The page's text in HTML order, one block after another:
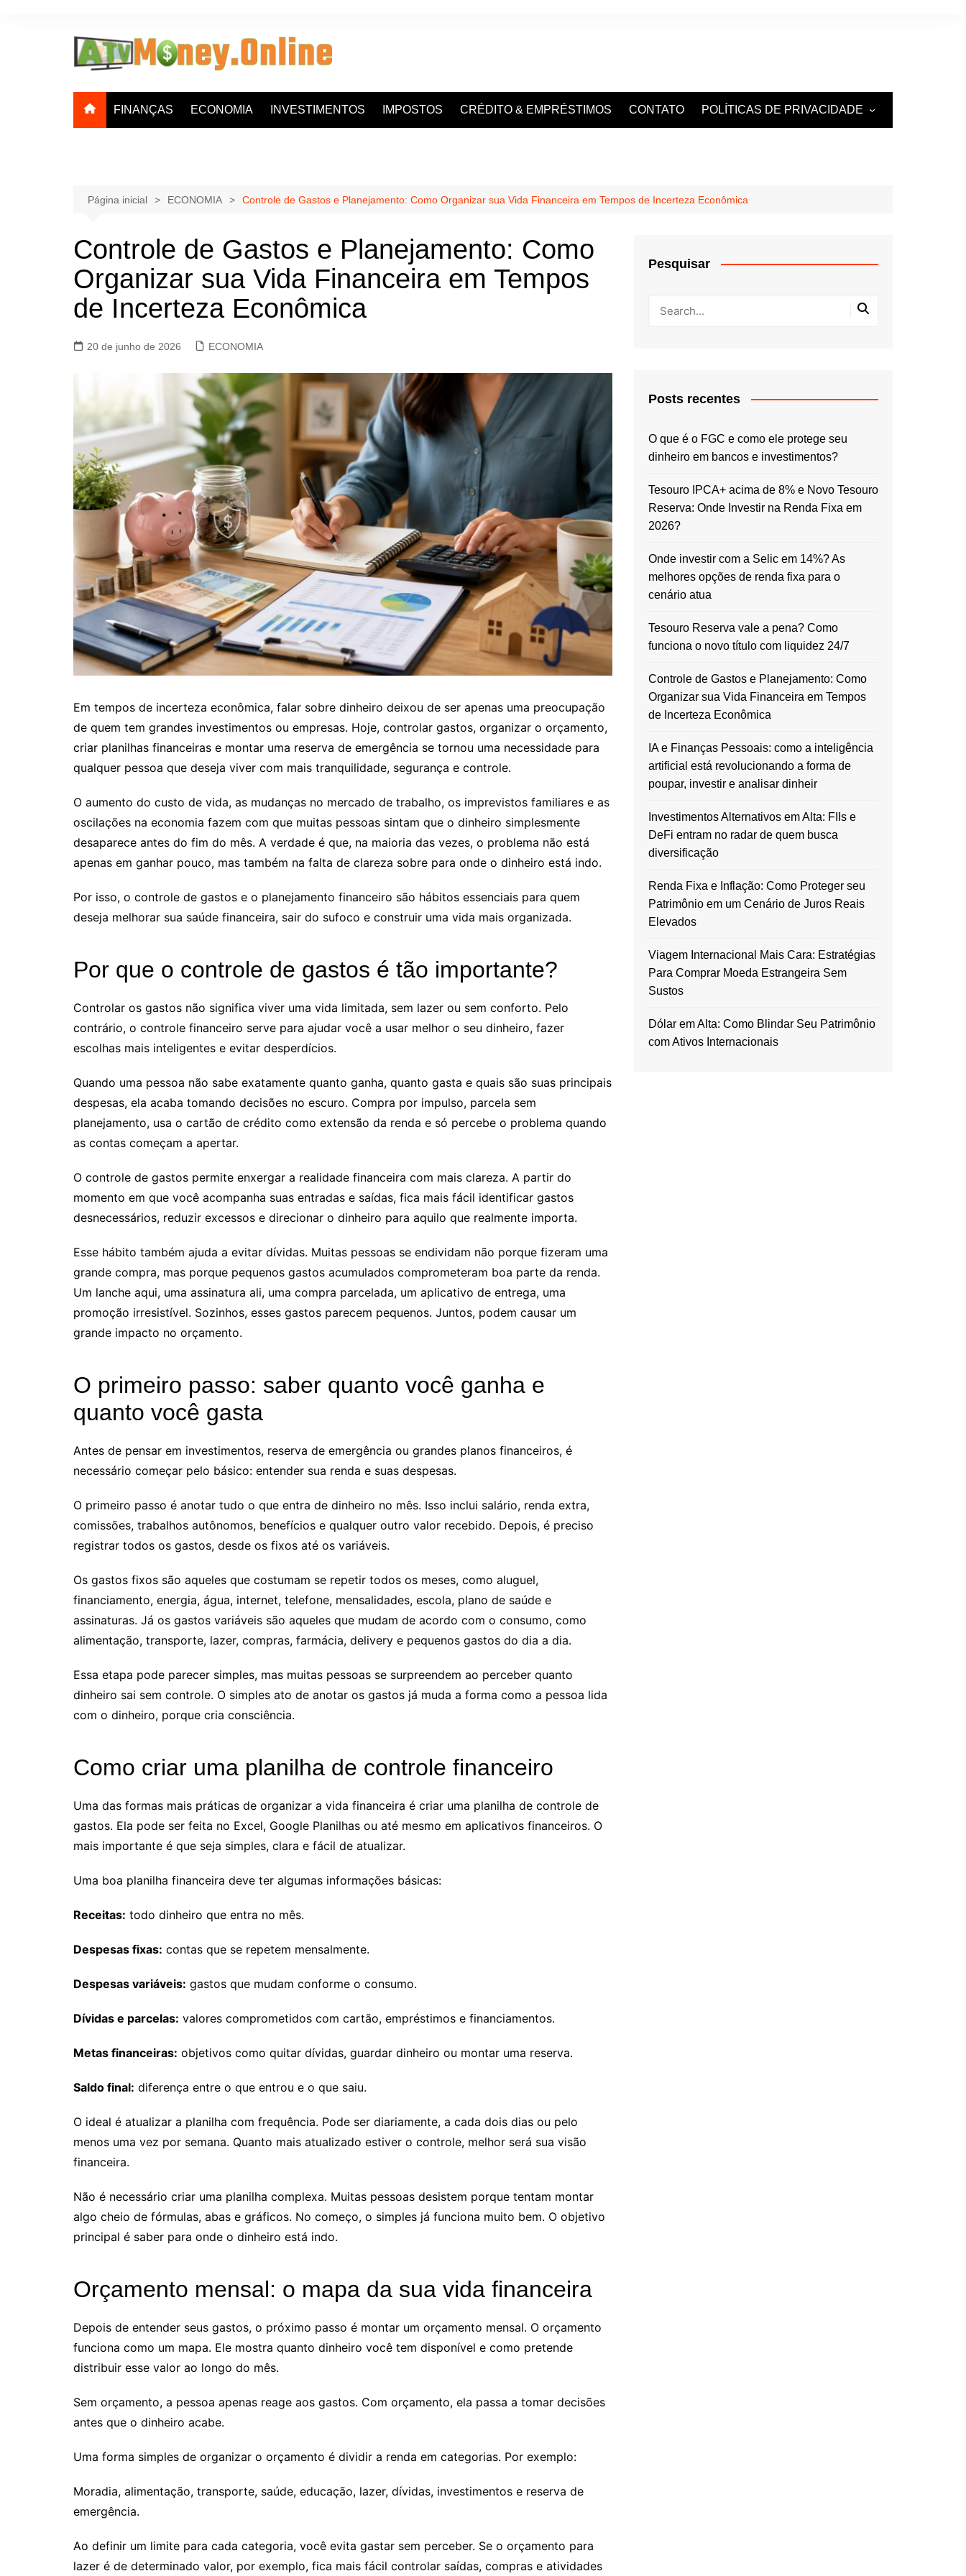
FINANÇAS ECONOMIA INVESTIMENTOS IMPOSTOS CRÉDITO & EMPRÉSTIMOS CONTATO POLÍTICAS DE PRIVACIDADE
Página inicial ECONOMIA Controle de Gastos e Planejamento: Como Organizar sua Vida Financeira em Tempos de Incerteza Econômica
Controle de Gastos e Planejamento: Como
Organizar sua Vida Financeira em Tempos
de Incerteza Econômica
20 de junho de 2026 ECONOMIA
Em tempos de incerteza econômica, falar sobre dinheiro deixou de ser apenas uma preocupação
de quem tem grandes investimentos ou empresas. Hoje, controlar gastos, organizar o orçamento,
criar planilhas financeiras e montar uma reserva de emergência se tornou uma necessidade para
qualquer pessoa que deseja viver com mais tranquilidade, segurança e controle.
O aumento do custo de vida, as mudanças no mercado de trabalho, os imprevistos familiares e as
oscilações na economia fazem com que muitas pessoas sintam que o dinheiro simplesmente
desaparece antes do fim do mês. A verdade é que, na maioria das vezes, o problema não está
apenas em ganhar pouco, mas também na falta de clareza sobre para onde o dinheiro está indo.
Por isso, o controle de gastos e o planejamento financeiro são hábitos essenciais para quem
deseja melhorar sua saúde financeira, sair do sufoco e construir uma vida mais organizada.
Por que o controle de gastos é tão importante?
Controlar os gastos não significa viver uma vida limitada, sem lazer ou sem conforto. Pelo
contrário, o controle financeiro serve para ajudar você a usar melhor o seu dinheiro, fazer
escolhas mais inteligentes e evitar desperdícios.
Quando uma pessoa não sabe exatamente quanto ganha, quanto gasta e quais são suas principais
despesas, ela acaba tomando decisões no escuro. Compra por impulso, parcela sem
planejamento, usa o cartão de crédito como extensão da renda e só percebe o problema quando
as contas começam a apertar.
O controle de gastos permite enxergar a realidade financeira com mais clareza. A partir do
momento em que você acompanha suas entradas e saídas, fica mais fácil identificar gastos
desnecessários, reduzir excessos e direcionar o dinheiro para aquilo que realmente importa.
Esse hábito também ajuda a evitar dívidas. Muitas pessoas se endividam não porque fizeram uma
grande compra, mas porque pequenos gastos acumulados comprometeram boa parte da renda.
Um lanche aqui, uma assinatura ali, uma compra parcelada, um aplicativo de entrega, uma
promoção irresistível. Sozinhos, esses gastos parecem pequenos. Juntos, podem causar um
grande impacto no orçamento.
O primeiro passo: saber quanto você ganha e
quanto você gasta
Antes de pensar em investimentos, reserva de emergência ou grandes planos financeiros, é
necessário começar pelo básico: entender sua renda e suas despesas.
O primeiro passo é anotar tudo o que entra de dinheiro no mês. Isso inclui salário, renda extra,
comissões, trabalhos autônomos, benefícios e qualquer outro valor recebido. Depois, é preciso
registrar todos os gastos, desde os fixos até os variáveis.
Os gastos fixos são aqueles que costumam se repetir todos os meses, como aluguel,
financiamento, energia, água, internet, telefone, mensalidades, escola, plano de saúde e
assinaturas. Já os gastos variáveis são aqueles que mudam de acordo com o consumo, como
alimentação, transporte, lazer, compras, farmácia, delivery e pequenos gastos do dia a dia.
Essa etapa pode parecer simples, mas muitas pessoas se surpreendem ao perceber quanto
dinheiro sai sem controle. O simples ato de anotar os gastos já muda a forma como a pessoa lida
com o dinheiro, porque cria consciência.
Como criar uma planilha de controle financeiro
Uma das formas mais práticas de organizar a vida financeira é criar uma planilha de controle de
gastos. Ela pode ser feita no Excel, Google Planilhas ou até mesmo em aplicativos financeiros. O
mais importante é que seja simples, clara e fácil de atualizar.
Uma boa planilha financeira deve ter algumas informações básicas:
Receitas: todo dinheiro que entra no mês.
Despesas fixas: contas que se repetem mensalmente.
Despesas variáveis: gastos que mudam conforme o consumo.
Dívidas e parcelas: valores comprometidos com cartão, empréstimos e financiamentos.
Metas financeiras: objetivos como quitar dívidas, guardar dinheiro ou montar uma reserva.
Saldo final: diferença entre o que entrou e o que saiu.
O ideal é atualizar a planilha com frequência. Pode ser diariamente, a cada dois dias ou pelo
menos uma vez por semana. Quanto mais atualizado estiver o controle, melhor será sua visão
financeira.
Não é necessário criar uma planilha complexa. Muitas pessoas desistem porque tentam montar
algo cheio de fórmulas, abas e gráficos. No começo, o simples já funciona muito bem. O objetivo
principal é saber para onde o dinheiro está indo.
Orçamento mensal: o mapa da sua vida financeira
Depois de entender seus gastos, o próximo passo é montar um orçamento mensal. O orçamento
funciona como um mapa. Ele mostra quanto dinheiro você tem disponível e como pretende
distribuir esse valor ao longo do mês.
Sem orçamento, a pessoa apenas reage aos gastos. Com orçamento, ela passa a tomar decisões
antes que o dinheiro acabe.
Uma forma simples de organizar o orçamento é dividir a renda em categorias. Por exemplo:
Moradia, alimentação, transporte, saúde, educação, lazer, dívidas, investimentos e reserva de
emergência.
Ao definir um limite para cada categoria, você evita gastar sem perceber. Se o orçamento para
lazer é de determinado valor, por exemplo, fica mais fácil controlar saídas, compras e atividades
Pesquisar
Posts recentes
O que é o FGC e como ele protege seu
dinheiro em bancos e investimentos?
Tesouro IPCA+ acima de 8% e Novo Tesouro
Reserva: Onde Investir na Renda Fixa em
2026?
Onde investir com a Selic em 14%? As
melhores opções de renda fixa para o
cenário atua
Tesouro Reserva vale a pena? Como
funciona o novo título com liquidez 24/7
Controle de Gastos e Planejamento: Como
Organizar sua Vida Financeira em Tempos
de Incerteza Econômica
IA e Finanças Pessoais: como a inteligência
artificial está revolucionando a forma de
poupar, investir e analisar dinheir
Investimentos Alternativos em Alta: FIIs e
DeFi entram no radar de quem busca
diversificação
Renda Fixa e Inflação: Como Proteger seu
Patrimônio em um Cenário de Juros Reais
Elevados
Viagem Internacional Mais Cara: Estratégias
Para Comprar Moeda Estrangeira Sem
Sustos
Dólar em Alta: Como Blindar Seu Patrimônio
com Ativos Internacionais